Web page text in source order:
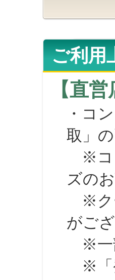
ご利用
【直
・コン
取」
※コン
ズの
※クー
がご
※一部
※「発